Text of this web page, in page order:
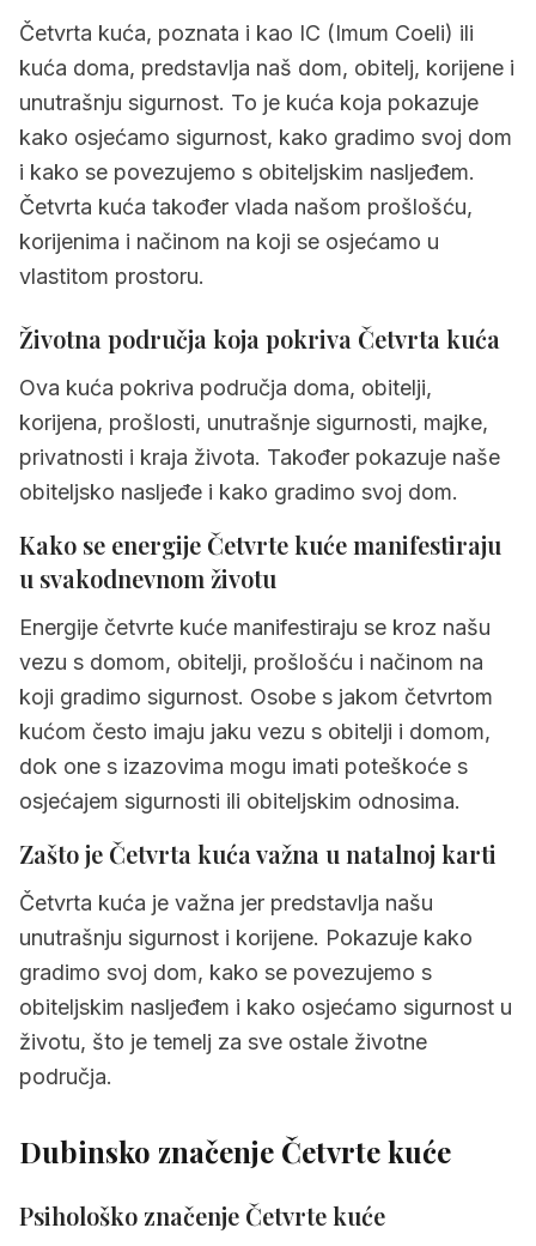
1.3 Zašto je Četvrta kuća važna u natalnoj
karti
2. Dubinsko značenje Četvrte kuće
Psihološko značenje Četvrte kuće
2.2 Praktično životno područje Četvrte
2.4
Potencijal i darovi Četvrte kuće
Četvrta kuća u znakovima zodijaka
3.1 Četvrta kuća u ovnu
3.2
Četvrta kuća u biku
3.3 Četvrta kuća u blizancima
3.5
Četvrta kuća u lavu
3.6 Četvrta kuća u djevici
3.7 Četvrta kuća u vagi
3.8 Četvrta kuća u škorpionu
3.9
Četvrta kuća u strijelcu
Četvrta kuća u jarcu
3.11 Četvrta kuća u vodenjaku
3.12 Četvrta kuća u ribama
4.
Brzi sažetak Četvrta kuća
5. Često postavljana pitanja o četvrta kuća
Četvrta kuća, poznata i kao IC (Imum Coeli) ili
kuća doma, predstavlja naš dom, obitelj, korijene i
unutrašnju sigurnost. To je kuća koja pokazuje
kako osjećamo sigurnost, kako gradimo svoj dom
i kako se povezujemo s obiteljskim nasljeđem.
Četvrta kuća također vlada našom prošlošću,
korijenima i načinom na koji se osjećamo u
vlastitom prostoru.
Životna područja koja pokriva Četvrta kuća
Ova kuća pokriva područja doma, obitelji,
korijena, prošlosti, unutrašnje sigurnosti, majke,
privatnosti i kraja života. Također pokazuje naše
obiteljsko nasljeđe i kako gradimo svoj dom.
Kako se energije Četvrte kuće manifestiraju
u svakodnevnom životu
Energije četvrte kuće manifestiraju se kroz našu
vezu s domom, obitelji, prošlošću i načinom na
koji gradimo sigurnost. Osobe s jakom četvrtom
kućom često imaju jaku vezu s obitelji i domom,
dok one s izazovima mogu imati poteškoće s
osjećajem sigurnosti ili obiteljskim odnosima.
Zašto je Četvrta kuća važna u natalnoj karti
Četvrta kuća je važna jer predstavlja našu
unutrašnju sigurnost i korijene. Pokazuje kako
gradimo svoj dom, kako se povezujemo s
obiteljskim nasljeđem i kako osjećamo sigurnost u
životu, što je temelj za sve ostale životne
područja.
Dubinsko značenje Četvrte kuće
Psihološko značenje Četvrte kuće